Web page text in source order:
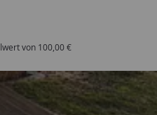
von 100,00 €